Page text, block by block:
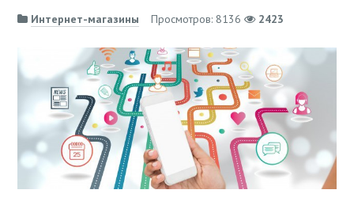
Интернет-магазины Просмотров: 8136 2423